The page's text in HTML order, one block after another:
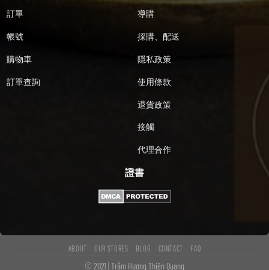
訂單
帳號
購物車
訂單查詢
導購
採購、配送
隱私政策
使用條款
退貨政策
接觸
代理合作
證書
ABOUT OUR STORES BLOG CONTACT FAQ
© 2021 | Trầm Hương Thiên Quang